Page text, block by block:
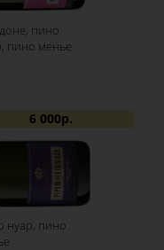
пино
пино менье
6 000р.
нуар, пино